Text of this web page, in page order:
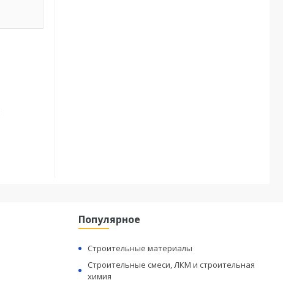
Популярное
Строительные материалы
Строительные смеси, ЛКМ и строительная
химия